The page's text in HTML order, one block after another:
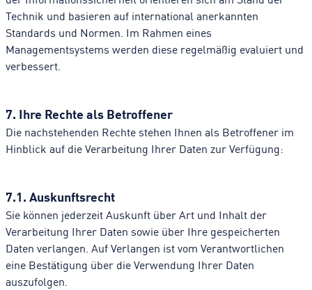
Technik und basieren auf international anerkannten
Standards und Normen. Im Rahmen eines
Managementsystems werden diese regelmäßig evaluiert und
verbessert.
7. Ihre Rechte als Betroffener
Die nachstehenden Rechte stehen Ihnen als Betroffener im
Hinblick auf die Verarbeitung Ihrer Daten zur Verfügung:
7.1. Auskunftsrecht
Sie können jederzeit Auskunft über Art und Inhalt der
Verarbeitung Ihrer Daten sowie über Ihre gespeicherten
Daten verlangen. Auf Verlangen ist vom Verantwortlichen
eine Bestätigung über die Verwendung Ihrer Daten
auszufolgen.